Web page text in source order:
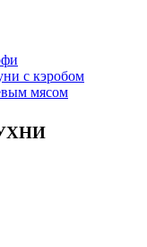
с кэробом
мясом